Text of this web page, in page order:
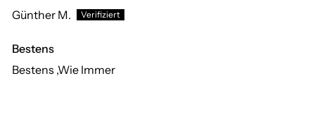
Günther M.
Bestens
Bestens ,Wie Immer